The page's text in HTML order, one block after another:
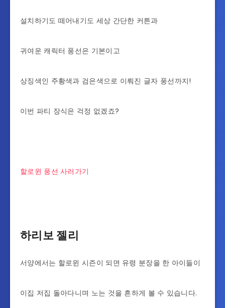
설치하기도 떼어내기도 세상 간단한 커튼과
귀여운 캐릭터 풍선은 기본이고
상징색인 주황색과 검은색으로 이뤄진 글자 풍선까지!
이번 파티 장식은 걱정 없겠죠?
할로윈 풍선 사러가기
하리보 젤리
서양에서는 할로윈 시즌이 되면 유령 분장을 한 아이들이
이집 저집 돌아다니며 노는 것을 흔하게 볼 수 있습니다.